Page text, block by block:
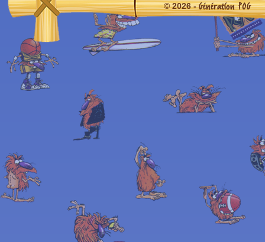
© 2026 -Génération POG